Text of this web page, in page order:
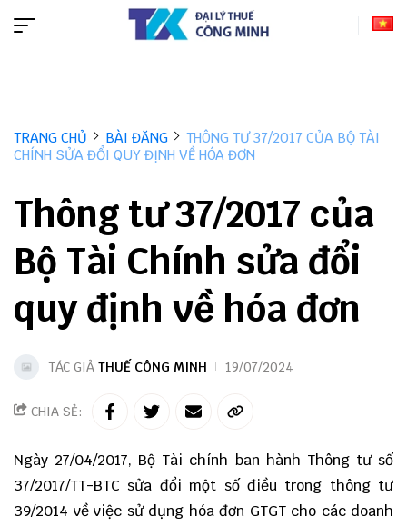
TRANG CHỦ BÀI ĐĂNG
THÔNG TƯ 37/2017 CỦA BỘ TÀI
CHÍNH SỬA ĐỔI QUY ĐỊNH VỀ HÓA ĐƠN
Thông tư 37/2017 của
Bộ Tài Chính sửa đổi
quy định về hóa đơn
TÁC GIẢ THUẾ CÔNG MINH 19/07/2024
CHIA SẺ:
Ngày 27/04/2017, Bộ Tài chính ban hành Thông tư số
37/2017/TT-BTC sửa đổi một số điều trong thông tư
39/2014 về việc sử dụng hóa đơn GTGT cho các doanh